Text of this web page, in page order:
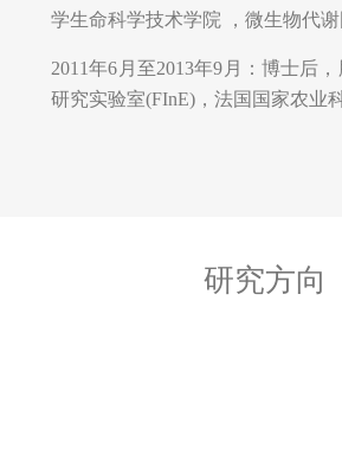
学生命科学技术学院 ，微生物代
2011年6月至2013年9月：博士后
研究实验室(FInE)，法国国家农业
研究方向